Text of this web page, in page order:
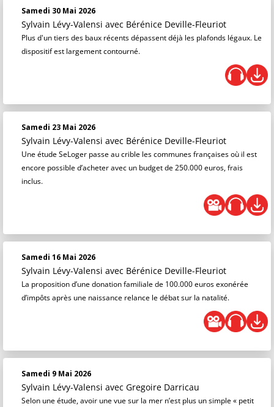
Samedi 30 Mai 2026
Sylvain Lévy-Valensi avec Bérénice Deville-Fleuriot
Plus d'un tiers des baux récents dépassent déjà les plafonds légaux. Le
dispositif est largement contourné.
Samedi 23 Mai 2026
Sylvain Lévy-Valensi avec Bérénice Deville-Fleuriot
Une étude SeLoger passe au crible les communes françaises où il est
encore possible d’acheter avec un budget de 250.000 euros, frais
inclus.
Samedi 16 Mai 2026
Sylvain Lévy-Valensi avec Bérénice Deville-Fleuriot
La proposition d’une donation familiale de 100.000 euros exonérée
d’impôts après une naissance relance le débat sur la natalité.
Samedi 9 Mai 2026
Sylvain Lévy-Valensi avec Gregoire Darricau
Selon une étude, avoir une vue sur la mer n’est plus un simple « petit